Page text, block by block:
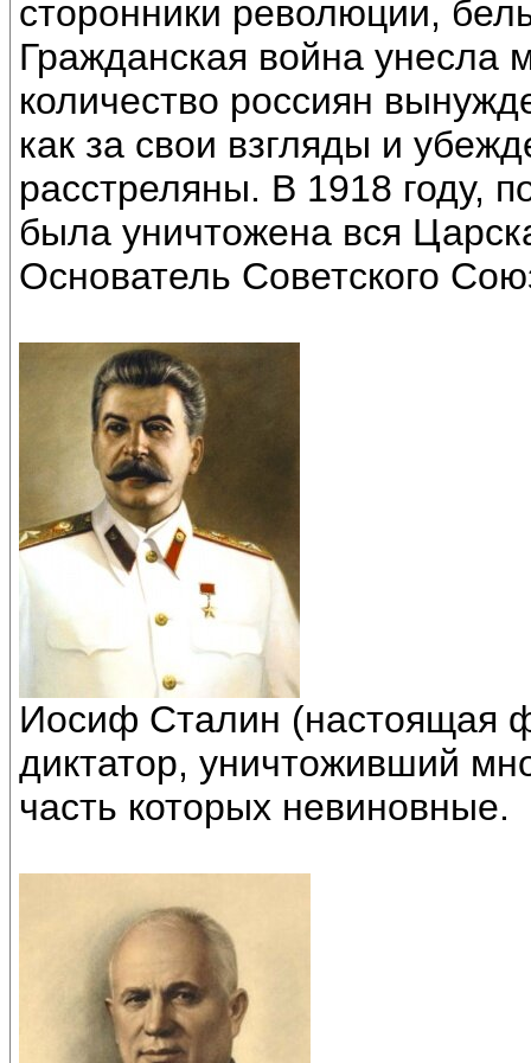
сторонники революции,
Гражданская война унесла
количество россиян
как за свои взгляды и
расстреляны. В 1918 году,
была уничтожена вся
Основатель Советского
Иосиф Сталин (настоящая
диктатор, уничтоживший
часть которых невиновные.